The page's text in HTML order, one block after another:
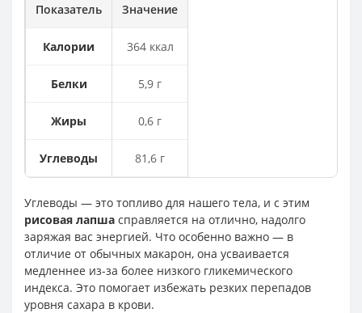
Показатель Значение
Калории 364 ккал
Белки 5,9 г
Жиры 0,6 г
Углеводы 81,6 г
Углеводы — это топливо для нашего тела, и с этим
рисовая лапша справляется на отлично, надолго
заряжая вас энергией. Что особенно важно — в
отличие от обычных макарон, она усваивается
медленнее из-за более низкого гликемического
индекса. Это помогает избежать резких перепадов
уровня сахара в крови.